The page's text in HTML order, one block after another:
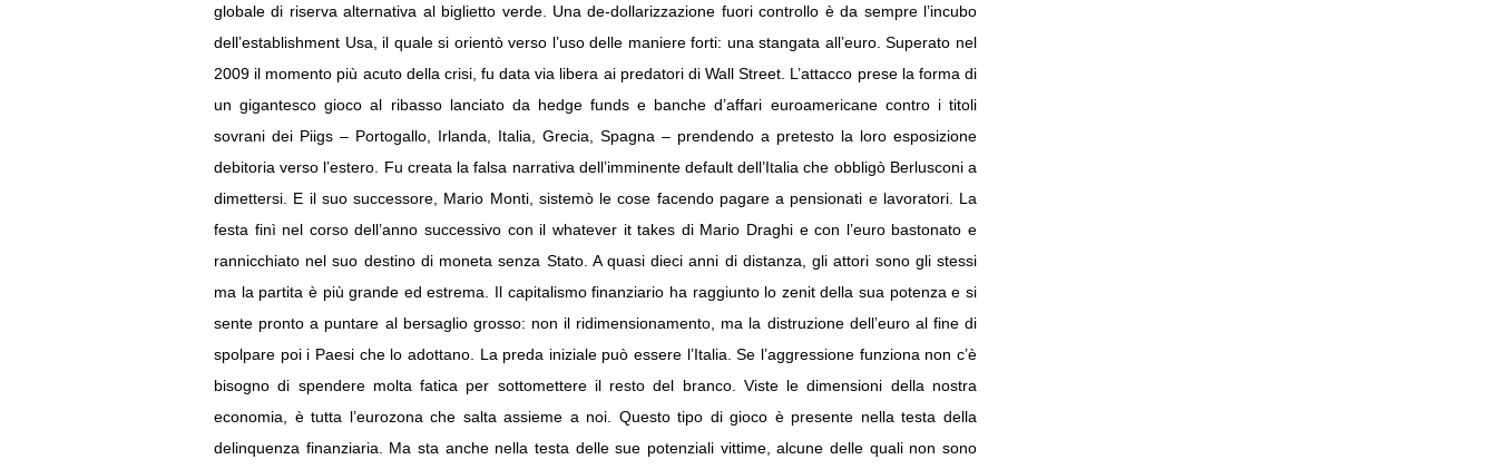
globale di riserva alternativa al biglietto verde. Una de-dollarizzazione fuori controllo è da sempre l’incubo
dell’establishment Usa, il quale si orientò verso l’uso delle maniere forti: una stangata all’euro. Superato nel
2009 il momento più acuto della crisi, fu data via libera ai predatori di Wall Street. L’attacco prese la forma di
un gigantesco gioco al ribasso lanciato da hedge funds e banche d’affari euroamericane contro i titoli
sovrani dei Piigs – Portogallo, Irlanda, Italia, Grecia, Spagna – prendendo a pretesto la loro esposizione
debitoria verso l’estero. Fu creata la falsa narrativa dell’imminente default dell’Italia che obbligò Berlusconi a
dimettersi. E il suo successore, Mario Monti, sistemò le cose facendo pagare a pensionati e lavoratori. La
festa finì nel corso dell’anno successivo con il whatever it takes di Mario Draghi e con l’euro bastonato e
rannicchiato nel suo destino di moneta senza Stato. A quasi dieci anni di distanza, gli attori sono gli stessi
ma la partita è più grande ed estrema. Il capitalismo finanziario ha raggiunto lo zenit della sua potenza e si
sente pronto a puntare al bersaglio grosso: non il ridimensionamento, ma la distruzione dell’euro al fine di
spolpare poi i Paesi che lo adottano. La preda iniziale può essere l’Italia. Se l’aggressione funziona non c’è
bisogno di spendere molta fatica per sottomettere il resto del branco. Viste le dimensioni della nostra
economia, è tutta l’eurozona che salta assieme a noi. Questo tipo di gioco è presente nella testa della
delinquenza finanziaria. Ma sta anche nella testa delle sue potenziali vittime, alcune delle quali non sono